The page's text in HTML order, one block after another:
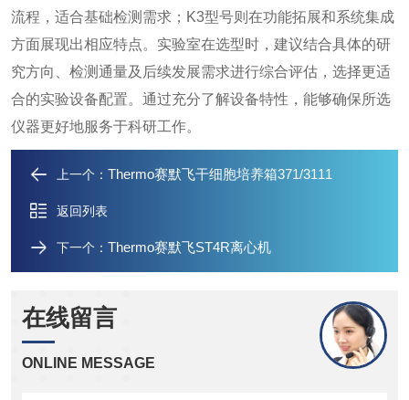
流程，适合基础检测需求；K3型号则在功能拓展和系统集成
方面展现出相应特点。实验室在选型时，建议结合具体的研
究方向、检测通量及后续发展需求进行综合评估，选择更适
合的实验设备配置。通过充分了解设备特性，能够确保所选
仪器更好地服务于科研工作。
上一个： ​Thermo赛默飞干细胞培养箱371/3111
返回列表
下一个： Thermo赛默飞ST4R离心机
在线留言
ONLINE MESSAGE